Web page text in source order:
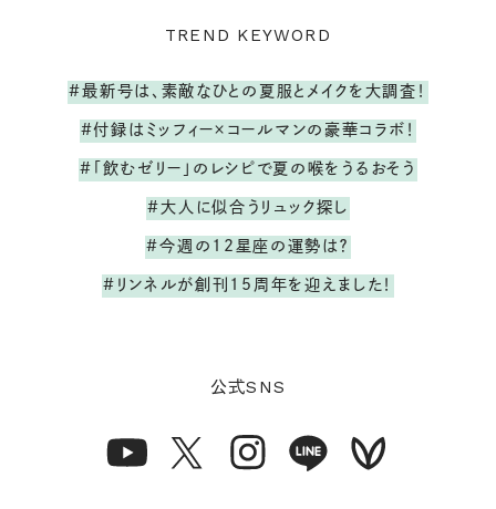
TREND KEYWORD
#最新号は、素敵なひとの夏服とメイクを大調査！
#付録はミッフィー×コールマンの豪華コラボ！
#「飲むゼリー」のレシピで夏の喉をうるおそう
#大人に似合うリュック探し
#今週の12星座の運勢は？
#リンネルが創刊15周年を迎えました！
公式SNS